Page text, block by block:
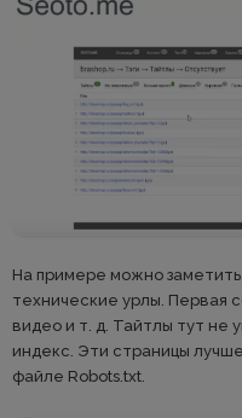
На примере можно
технические урлы. Первая
видео и т. д. Тайтлы тут не
индекс. Эти страницы
файле Robots.txt.